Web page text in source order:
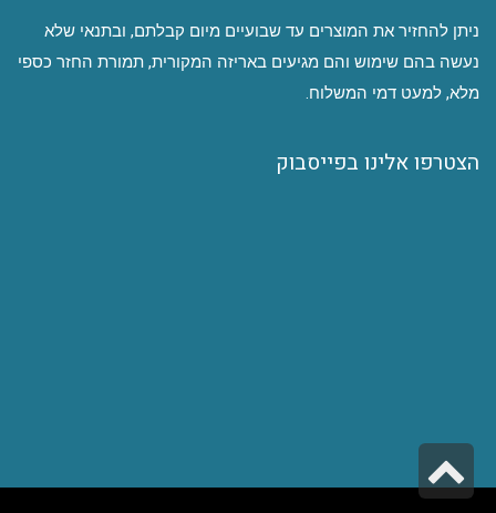
ניתן להחזיר את המוצרים עד שבועיים מיום קבלתם, ובתנאי שלא
נעשה בהם שימוש והם מגיעים באריזה המקורית, תמורת החזר כספי
מלא, למעט דמי המשלוח.
הצטרפו אלינו בפייסבוק
גלילה